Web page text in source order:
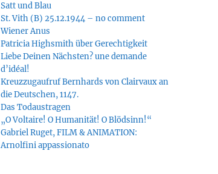
Satt und Blau
St. Vith (B) 25.12.1944 – no comment
Wiener Anus
Patricia Highsmith über Gerechtigkeit
Liebe Deinen Nächsten? une demande
d’idéal!
Kreuzzugaufruf Bernhards von Clairvaux an
die Deutschen, 1147.
Das Todaustragen
„O Voltaire! O Humanität! O Blödsinn!“
Gabriel Ruget, FILM & ANIMATION:
Arnolfini appassionato